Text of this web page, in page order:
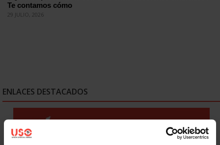
Te contamos cómo
29 JULIO, 2026
ENLACES DESTACADOS